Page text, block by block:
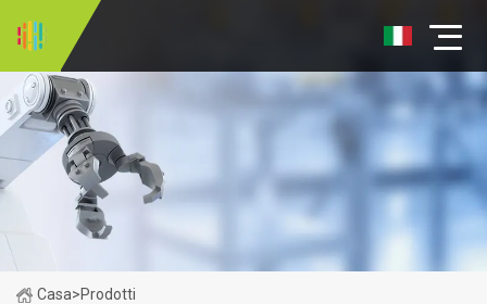
Casa>Prodotti